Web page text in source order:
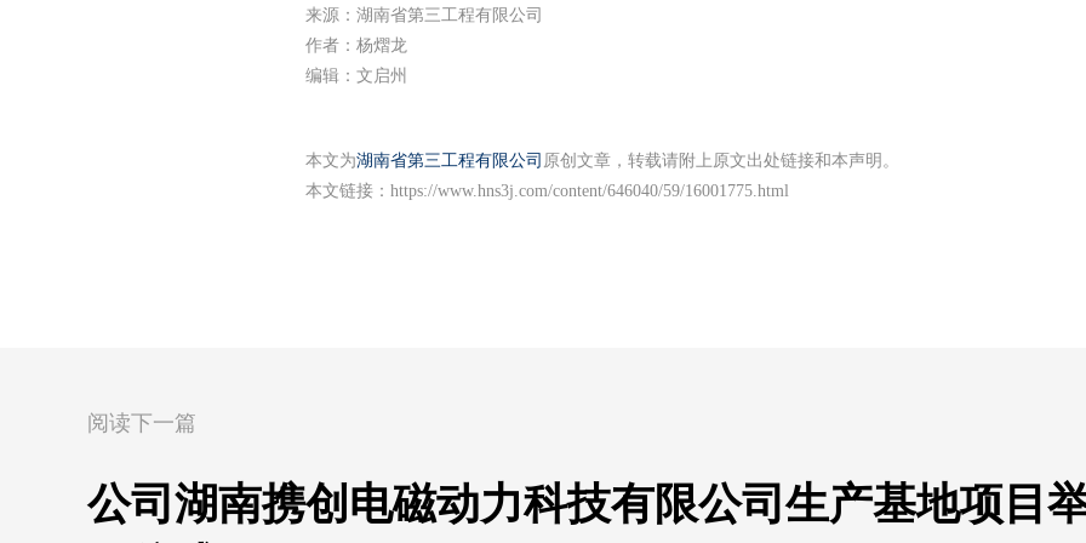
来源：湖南省第三工程有限公司
作者：杨熠龙
编辑：文启州
本文为湖南省第三工程有限公司 原创文章，转载请附上原文出处链接和本声明。
本文链接： https://www.hns3j.com/content/646040/59/16001775.html
阅读下一篇
公司湖南携创电磁动力科技有限公司生产基地项目